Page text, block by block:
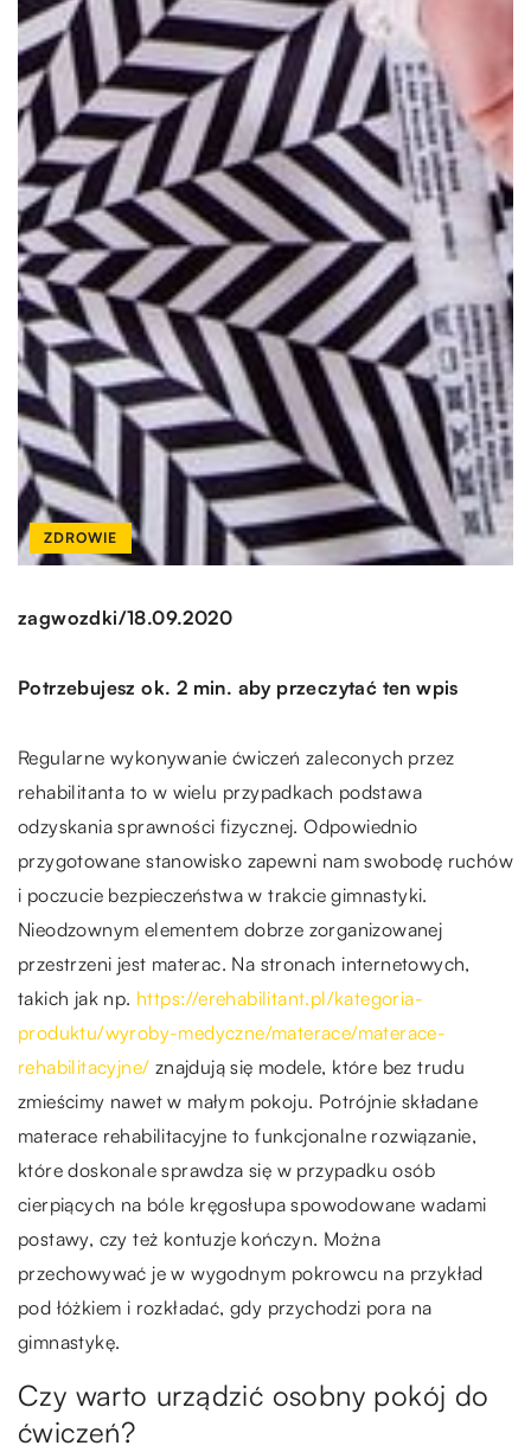
ZDROWIE
zagwozdki/18.09.2020
Potrzebujesz ok. 2 min. aby przeczytać ten wpis
Regularne wykonywanie ćwiczeń zaleconych przez
rehabilitanta to w wielu przypadkach podstawa
odzyskania sprawności fizycznej. Odpowiednio
przygotowane stanowisko zapewni nam swobodę ruchów
i poczucie bezpieczeństwa w trakcie gimnastyki.
Nieodzownym elementem dobrze zorganizowanej
przestrzeni jest materac. Na stronach internetowych,
takich jak np. https://erehabilitant.pl/kategoria-
produktu/wyroby-medyczne/materace/materace-
rehabilitacyjne/ znajdują się modele, które bez trudu
zmieścimy nawet w małym pokoju. Potrójnie składane
materace rehabilitacyjne to funkcjonalne rozwiązanie,
które doskonale sprawdza się w przypadku osób
cierpiących na bóle kręgosłupa spowodowane wadami
postawy, czy też kontuzje kończyn. Można
przechowywać je w wygodnym pokrowcu na przykład
pod łóżkiem i rozkładać, gdy przychodzi pora na
gimnastykę.
Czy warto urządzić osobny pokój do
ćwiczeń?